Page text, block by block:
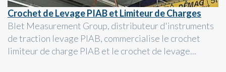
Crochet de Levage PIAB et Limiteur de Charges
Blet Measurement Group, distributeur d'instruments
de traction levage PIAB, commercialise le crochet
limiteur de charge PIAB et le crochet de levage...